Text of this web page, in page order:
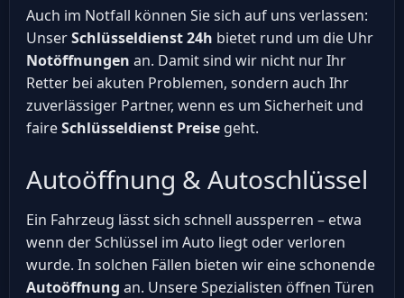
Auch im Notfall können Sie sich auf uns verlassen:
UnserSchlüsseldienst 24h bietet rund um die Uhr
Notöffnungen an. Damit sind wir nicht nur Ihr
Retter bei akuten Problemen, sondern auch Ihr
zuverlässiger Partner, wenn es um Sicherheit und
faireSchlüsseldienst Preise geht.
Autoöffnung & Autoschlüssel
Ein Fahrzeug lässt sich schnell aussperren – etwa
wenn der Schlüssel im Auto liegt oder verloren
wurde. In solchen Fällen bieten wir eine schonende
Autoöffnung an. Unsere Spezialisten öffnen Türen